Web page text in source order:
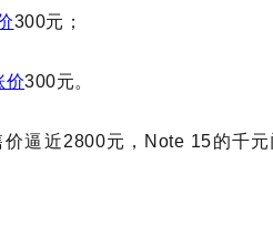
300元；
价300元。
价逼近2800元，Note 15的千